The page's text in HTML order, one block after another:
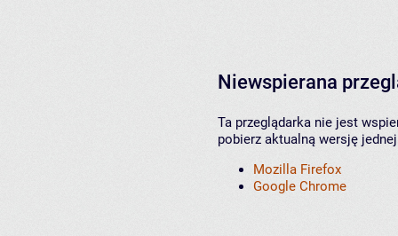
Niewspierana
Ta przeglądarka nie jest
pobierz aktualną wersję
Mozilla Firefox
Google Chrome